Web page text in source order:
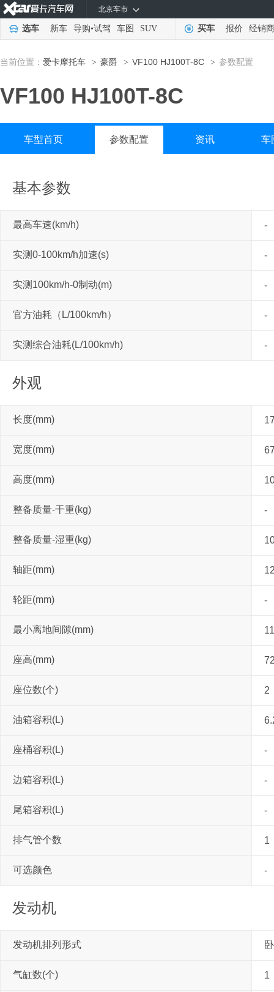
北京车市
选车 新车 导购•试驾 车图 SUV 买车 报价 经销商
当前位置： 爱卡摩托车 > 豪爵 > VF100 HJ100T-8C > 参数配置
VF100 HJ100T-8C
车型首页 参数配置 资讯 车
基本参数
最高车速(km/h) -
实测0-100km/h加速(s) -
实测100km/h-0制动(m) -
官方油耗（L/100km/h） -
实测综合油耗(L/100km/h) -
外观
长度(mm)
宽度(mm)
高度(mm)
整备质量-干重(kg) -
整备质量-湿重(kg)
轴距(mm)
轮距(mm) -
最小离地间隙(mm)
座高(mm)
座位数(个) 2
油箱容积(L)
座桶容积(L) -
边箱容积(L) -
尾箱容积(L) -
排气管个数 1
可选颜色 -
发动机
发动机排列形式
气缸数(个) 1